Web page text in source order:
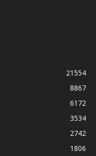
21554
8867
6172
3534
2742
1806